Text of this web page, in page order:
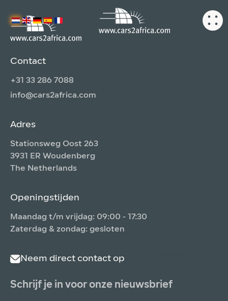
Contact
+31 33 286 7088
info@cars2africa.com
Adres
Stationsweg Oost 263
3931 ER Woudenberg
The Netherlands
Openingstijden
Maandag t/m vrijdag: 09:00 - 17:30
Zaterdag & zondag: gesloten
Neem direct contact op
Schrijf je in voor onze nieuwsbrief